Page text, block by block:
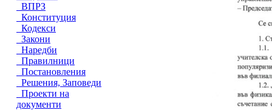
ВПРЗ
Конституция
Кодекси
Закони
Наредби
Правилници
Постановления
Решения, Заповеди
Проекти на
документи